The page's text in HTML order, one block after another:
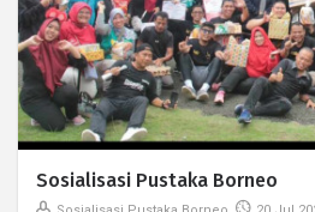
Sosialisasi Pustaka Borneo